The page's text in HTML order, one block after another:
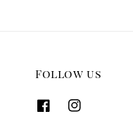
Follow us